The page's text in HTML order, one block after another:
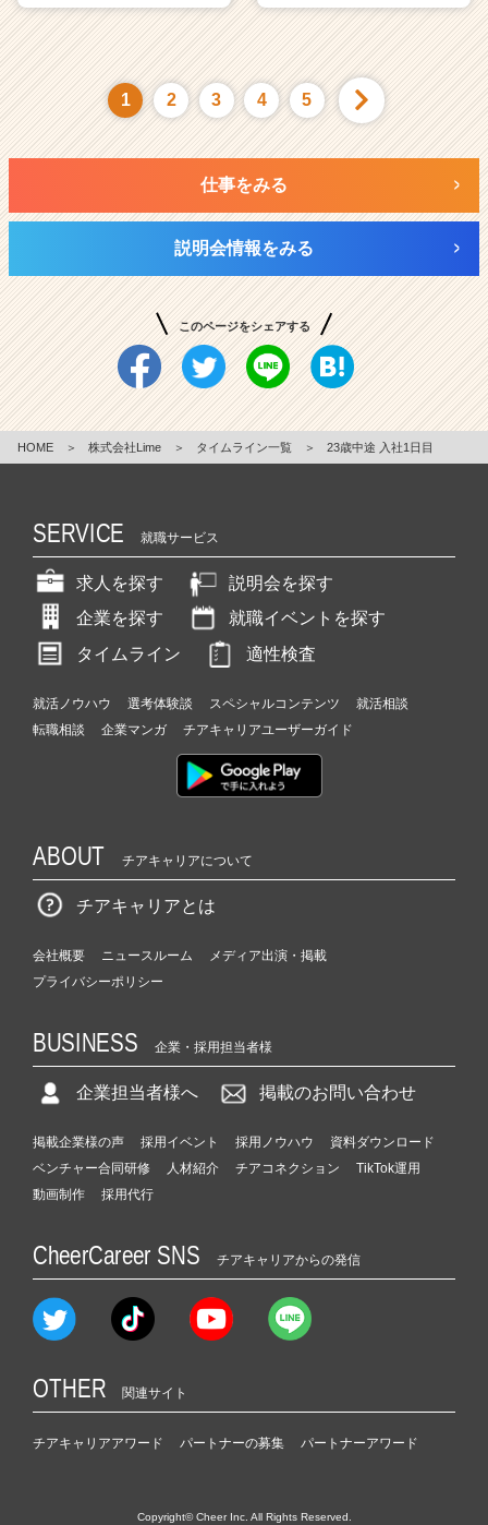
1 2 3 4 5
仕事をみる
説明会情報をみる
このページをシェアする
HOME ＞ 株式会社Lime ＞ タイムライン一覧 ＞ 23歳中途 入社1日目
SERVICE 就職サービス
求人を探す
説明会を探す
企業を探す
就職イベントを探す
タイムライン
適性検査
就活ノウハウ 選考体験談 スペシャルコンテンツ
就活相談
転職相談
企業マンガ チアキャリアユーザーガイド
ABOUT チアキャリアについて
チアキャリアとは
会社概要 ニュースルーム
メディア出演・掲載
プライバシーポリシー
BUSINESS 企業・採用担当者様
企業担当者様へ 掲載のお問い合わせ
掲載企業様の声 採用イベント 採用ノウハウ
資料ダウンロード
ベンチャー合同研修
人材紹介 チアコネクション
TikTok運用
動画制作
採用代行
CheerCareer SNS チアキャリアからの発信
OTHER 関連サイト
チアキャリアアワード パートナーの募集 パートナーアワード
Copyright© Cheer Inc. All Rights Reserved.